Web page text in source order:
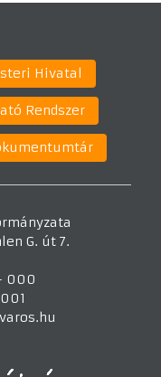
Hivatal
Rendszer
G. út 7.
000